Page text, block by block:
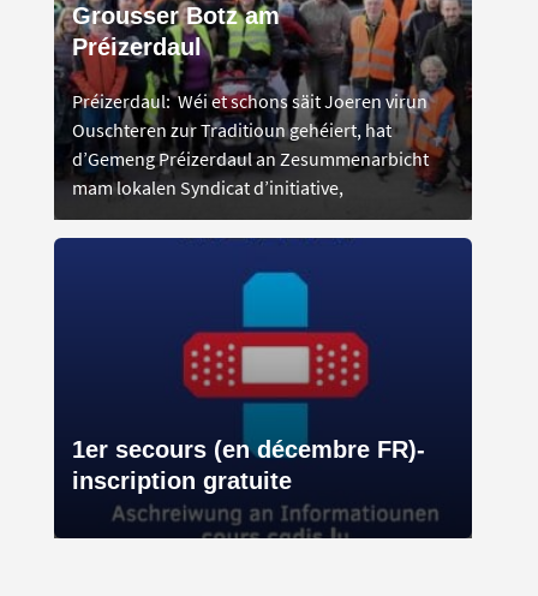
Grousser Botz am
Préizerdaul
Préizerdaul: Wéi et schons säit Joeren virun
Ouschteren zur Traditioun gehéiert, hat
d’Gemeng Préizerdaul an Zesummenarbicht
mam lokalen Syndicat d’initiative,
1er secours (en décembre FR)-
inscription gratuite